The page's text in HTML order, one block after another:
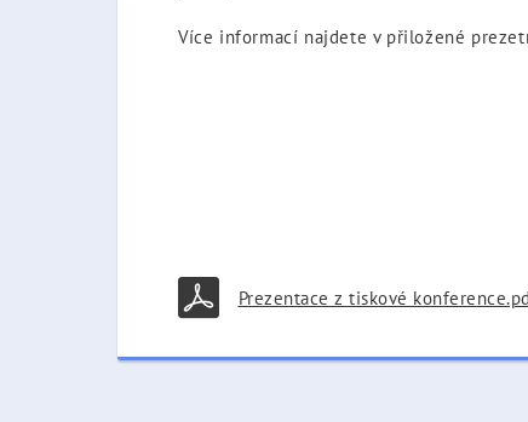
Více informací najdete v přiložené
Prezentace z tiskové